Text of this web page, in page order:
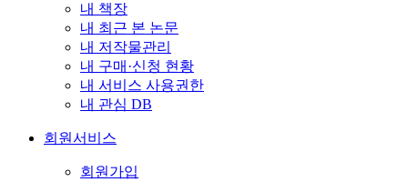
내 책장
내 최근 본 논문
내 저작물관리
내 구매·신청 현황
내 서비스 사용권한
내 관심 DB
회원서비스
회원가입